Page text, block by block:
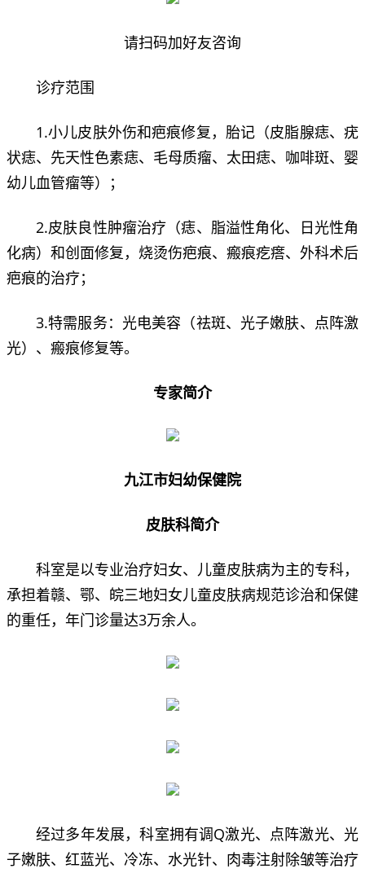
请扫码加好友咨询
诊疗范围
1.小儿皮肤外伤和疤痕修复，胎记（皮脂腺痣、疣
状痣、先天性色素痣、毛母质瘤、太田痣、咖啡斑、婴
幼儿血管瘤等）；
2.皮肤良性肿瘤治疗（痣、脂溢性角化、日光性角
化病）和创面修复，烧烫伤疤痕、瘢痕疙瘩、外科术后
疤痕的治疗；
3.特需服务：光电美容（祛斑、光子嫩肤、点阵激
光）、瘢痕修复等。
专家简介
九江市妇幼保健院
皮肤科简介
科室是以专业治疗妇女、儿童皮肤病为主的专科，
承担着赣、鄂、皖三地妇女儿童皮肤病规范诊治和保健
的重任，年门诊量达3万余人。
经过多年发展，科室拥有调Q激光、点阵激光、光
子嫩肤、红蓝光、冷冻、水光针、肉毒注射除皱等治疗